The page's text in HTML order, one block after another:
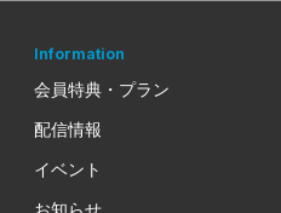
Information
会員特典・プラン
配信情報
イベント
お知らせ